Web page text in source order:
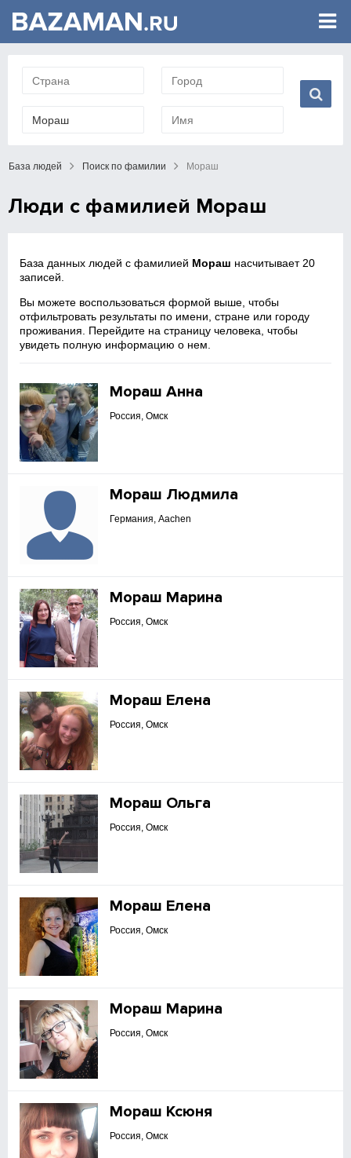
База людей Поиск по фамилии Мораш
Люди с фамилией Мораш
База данных людей с фамилией Мораш насчитывает 20
записей.
Вы можете воспользоваться формой выше, чтобы
отфильтровать результаты по имени, стране или городу
проживания. Перейдите на страницу человека, чтобы
увидеть полную информацию о нем.
Мораш Анна
Россия, Омск
Мораш Людмила
Германия, Aachen
Мораш Марина
Россия, Омск
Мораш Елена
Россия, Омск
Мораш Ольга
Россия, Омск
Мораш Елена
Россия, Омск
Мораш Марина
Россия, Омск
Мораш Ксюня
Россия, Омск